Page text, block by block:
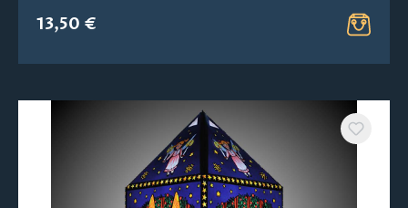
13,50 €